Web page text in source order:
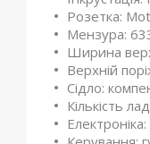
Розетка:
Мензура:
Ширина
Верхній
Сідло:
Кількість